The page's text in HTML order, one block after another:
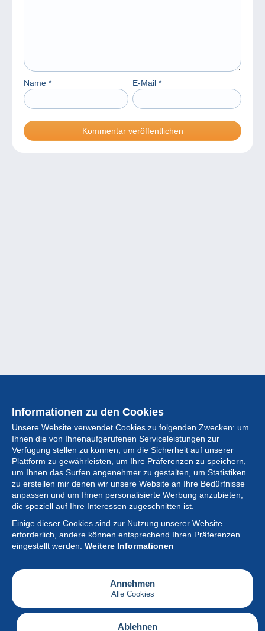
Name * E-Mail *
Informationen zu den Cookies
Unsere Website verwendet Cookies zu folgenden Zwecken: um
Ihnen die von Ihnenaufgerufenen Serviceleistungen zur
Verfügung stellen zu können, um die Sicherheit auf unserer
Plattform zu gewährleisten, um Ihre Präferenzen zu speichern,
um Ihnen das Surfen angenehmer zu gestalten, um Statistiken
zu erstellen mir denen wir unsere Website an Ihre Bedürfnisse
anpassen und um Ihnen personalisierte Werbung anzubieten,
die speziell auf Ihre Interessen zugeschnitten ist.
Einige dieser Cookies sind zur Nutzung unserer Website
erforderlich, andere können entsprechend Ihren Präferenzen
eingestellt werden. Weitere Informationen
Annehmen
Alle Cookies
Ablehnen
Sammlung
Neuigkeiten
Artikel
Gesellschaft
Serviceleistungen
Schreiben